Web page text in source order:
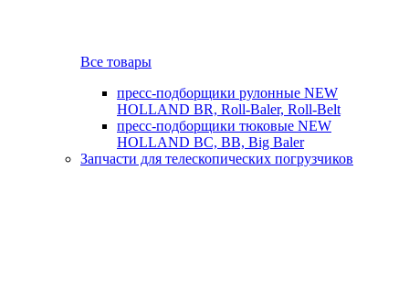
Все товары
пресс-подборщики рулонные NEW
HOLLAND BR, Roll-Baler, Roll-Belt
пресс-подборщики тюковые NEW
HOLLAND BC, BB, Big Baler
Запчасти для телескопических погрузчиков